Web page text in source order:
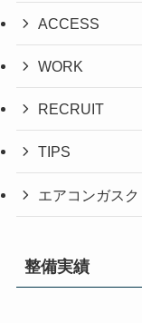
ACCESS
WORK
RECRUIT
TIPS
エアコンガス
整備実績